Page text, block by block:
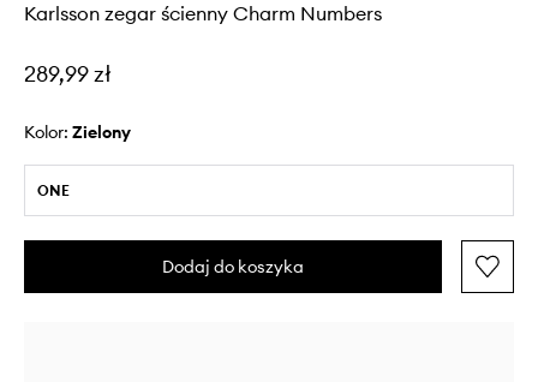
Karlsson zegar ścienny Charm Numbers
289,99 zł
Kolor: zielony
ONE
Dodaj do koszyka